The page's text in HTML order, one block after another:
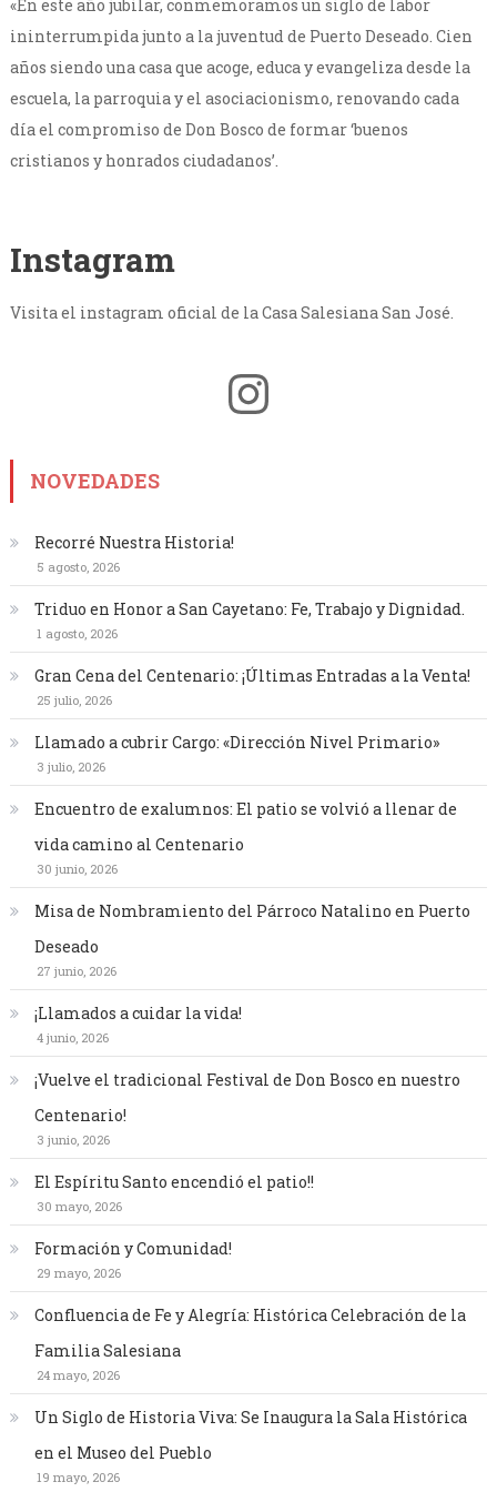
«En este año jubilar, conmemoramos un siglo de labor
ininterrumpida junto a la juventud de Puerto Deseado. Cien
años siendo una casa que acoge, educa y evangeliza desde la
escuela, la parroquia y el asociacionismo, renovando cada
día el compromiso de Don Bosco de formar ‘buenos
cristianos y honrados ciudadanos’.
Instagram
Visita el instagram oficial de la Casa Salesiana San José.
Instagram
NOVEDADES
Recorré Nuestra Historia!
5 agosto, 2026
Triduo en Honor a San Cayetano: Fe, Trabajo y Dignidad.
1 agosto, 2026
Gran Cena del Centenario: ¡Últimas Entradas a la Venta!
25 julio, 2026
Llamado a cubrir Cargo: «Dirección Nivel Primario»
3 julio, 2026
Encuentro de exalumnos: El patio se volvió a llenar de
vida camino al Centenario
30 junio, 2026
Misa de Nombramiento del Párroco Natalino en Puerto
Deseado
27 junio, 2026
¡Llamados a cuidar la vida!
4 junio, 2026
¡Vuelve el tradicional Festival de Don Bosco en nuestro
Centenario!
3 junio, 2026
El Espíritu Santo encendió el patio!!
30 mayo, 2026
Formación y Comunidad!
29 mayo, 2026
Confluencia de Fe y Alegría: Histórica Celebración de la
Familia Salesiana
24 mayo, 2026
Un Siglo de Historia Viva: Se Inaugura la Sala Histórica
en el Museo del Pueblo
19 mayo, 2026